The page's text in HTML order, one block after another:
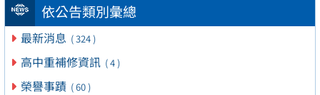
依公告類別彙總
最新消息 ( 324 )
高中重補修資訊 ( 4 )
榮譽事蹟 ( 60 )